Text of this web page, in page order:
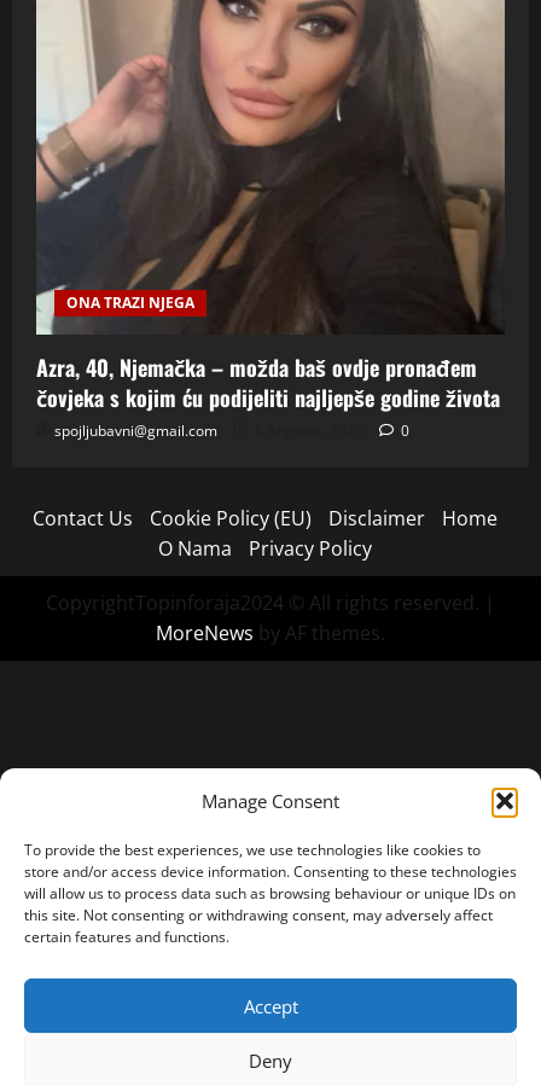
Manage Consent
To provide the best experiences, we use technologies like cookies to
store and/or access device information. Consenting to these technologies
will allow us to process data such as browsing behaviour or unique IDs on
this site. Not consenting or withdrawing consent, may adversely affect
certain features and functions.
Accept
Deny
ONA TRAZI NJEGA
Azra, 40, Njemačka – možda baš ovdje pronađem
čovjeka s kojim ću podijeliti najljepše godine života
spojljubavni@gmail.com 0
Contact Us Cookie Policy (EU) Disclaimer
Home
O Nama
Privacy Policy
CopyrightTopinforaja2024 © All rights reserved. |
MoreNews by AF themes.